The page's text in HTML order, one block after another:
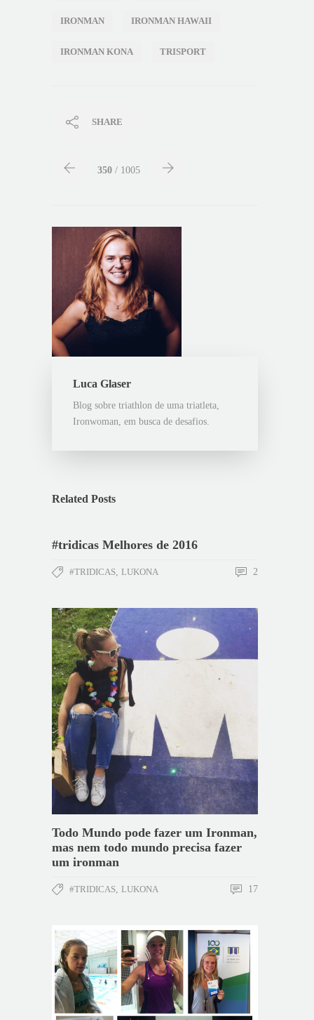
IRONMAN IRONMAN HAWAII
IRONMAN KONA TRISPORT
SHARE
350 / 1005
Luca Glaser
Blog sobre triathlon de uma triatleta,
Ironwoman, em busca de desafios.
Related Posts
#tridicas Melhores de 2016
#TRIDICAS LUKONA 2
Todo Mundo pode fazer um Ironman,
mas nem todo mundo precisa fazer
um ironman
#TRIDICAS LUKONA 17